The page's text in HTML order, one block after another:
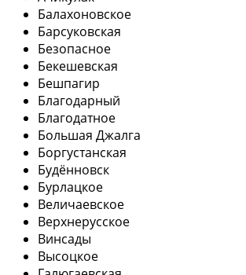
Балахоновское
Барсуковская
Безопасное
Бекешевская
Бешпагир
Благодарный
Благодатное
Большая Джалга
Боргустанская
Будённовск
Бурлацкое
Величаевское
Верхнерусское
Винсады
Высоцкое